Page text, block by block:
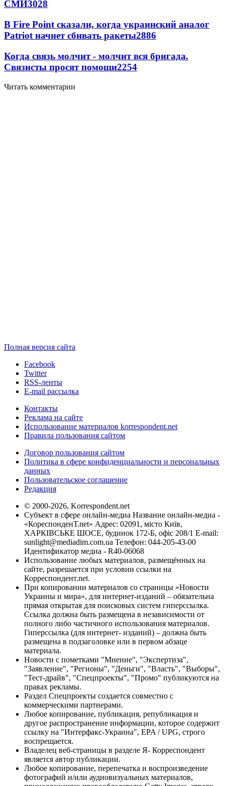
СМИ3028
В Fire Point сказали, когда украинский аналог
Patriot начнет сбивать ракеты2886
Когда связь молчит - молчит вся бригада.
Связисты просят помощи2254
Читать комментарии
Полная версия сайта
Facebook
Twitter
RSS-ленты
E-mail рассылка
Контакты
Реклама на сайте
Использование материалов korrespondent.net
Правила пользования сайтом
Договор пользования сайтом
Политика в сфере конфиденциальности и персональных
данных
Пользовательское соглашение
Редакция
© 2000-2026, Korrespondent.net
Субъект в сфере онлайн-медиа Название онлайн-медиа -
«КореспонденТ.net» Адрес: 02091, місто Київ,
ХАРКІВСЬКЕ ШОСЕ, будинок 172-Б, офіс 208/1 E-mail:
sunlight@mediadim.com.ua Телефон: 044-205-43-00
Идентификатор медиа - R40-06068
Использование любых материалов, размещённых на
сайте, разрешается при условии ссылки на
Корреспондент.net.
При копировании материалов со страницы «Новости
Украины и мира», для интернет-изданий – обязательна
прямая открытая для поисковых систем гиперссылка.
Ссылка должна быть размещена в независимости от
полного либо частичного использования материалов.
Гиперссылка (для интернет- изданий) – должна быть
размещена в подзаголовке или в первом абзаце
материала.
Новости с пометками "Мнение", "Экспертиза",
"Заявление", "Регионы", "Деньги", "Власть", "Выборы",
"Тест-драйв", "Спецпроекты", "Промо" публикуются на
правах рекламы.
Раздел Спецпроекты создается совместно с
коммерческими партнерами.
Любое копирование, публикация, републикация и
другое распространение информации, которое содержит
ссылку на "Интерфакс-Украина", EPA / UPG, строго
воспрещается.
Владелец веб-страницы в разделе Я- Корреспондент
является автор публикации.
Любое копирование, перепечатка и воспроизведение
фотографий и/или аудиовизуальных материалов,